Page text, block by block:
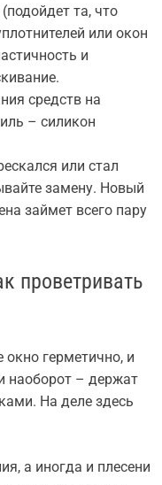
та, что
или окон
и
средств на
– силикон
или стал
замену. Новый
займет всего пару
проветривать
герметично, и
наоборот – держат
На деле здесь
а иногда и плесени